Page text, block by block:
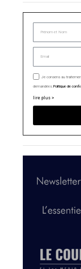
Je consens au
demandées. Politique de
lire plus >